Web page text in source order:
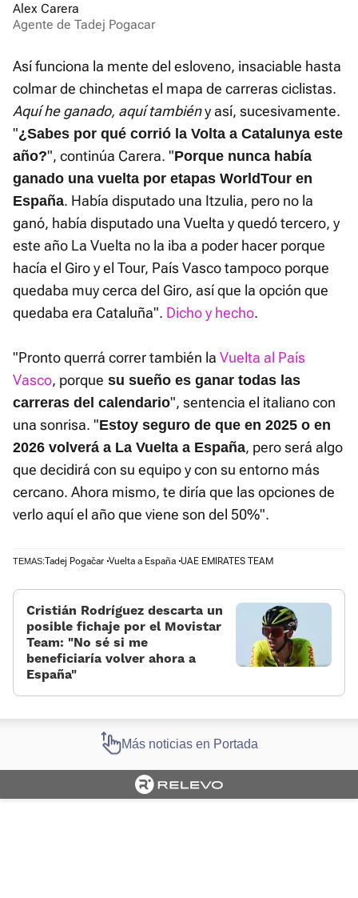
Alex Carera
Agente de Tadej Pogacar
Así funciona la mente del esloveno, insaciable hasta
colmar de chinchetas el mapa de carreras ciclistas.
Aquí he ganado, aquí tambiény así, sucesivamente.
"¿Sabes por qué corrió la Volta a Catalunya este
año?", continúa Carera. "Porque nunca había
ganado una vuelta por etapas WorldTour en
España. Había disputado una Itzulia, pero no la
ganó, había disputado una Vuelta y quedó tercero, y
este año La Vuelta no la iba a poder hacer porque
hacía el Giro y el Tour, País Vasco tampoco porque
quedaba muy cerca del Giro, así que la opción que
quedaba era Cataluña". Dicho y hecho.
"Pronto querrá correr también la Vuelta al País
Vasco, porque su sueño es ganar todas las
carreras del calendario", sentencia el italiano con
una sonrisa. "Estoy seguro de que en 2025 o en
2026 volverá a La Vuelta a España, pero será algo
que decidirá con su equipo y con su entorno más
cercano. Ahora mismo, te diría que las opciones de
verlo aquí el año que viene son del 50%".
TEMAS:Tadej Pogačar Vuelta a España UAE EMIRATES TEAM
Cristián Rodríguez descarta un
posible fichaje por el Movistar
Team: “No sé si me
beneficiaría volver ahora a
España”
Más noticias en Portada